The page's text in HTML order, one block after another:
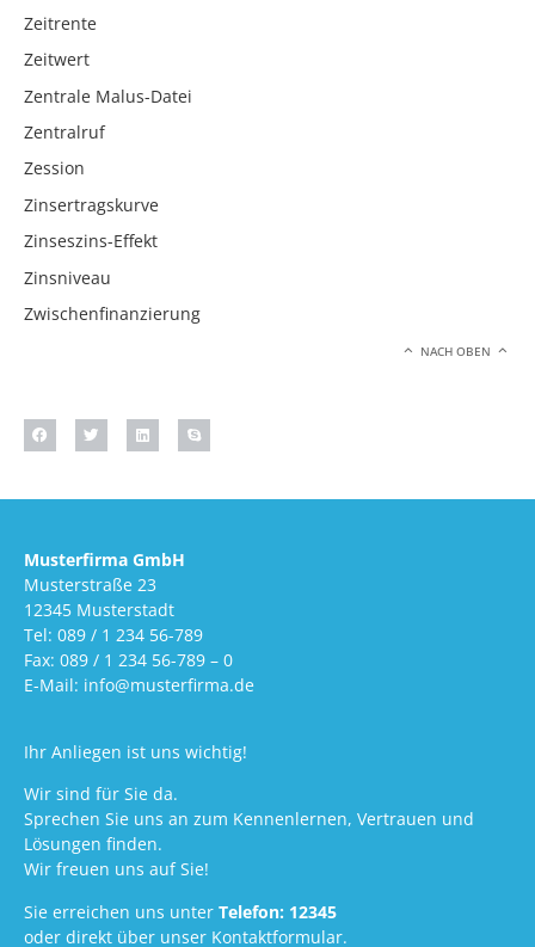
Zeitrente
Zeitwert
Zentrale Malus-Datei
Zentralruf
Zession
Zinsertragskurve
Zinseszins-Effekt
Zinsniveau
Zwischenfinanzierung
NACH OBEN
Musterfirma GmbH
Musterstraße 23
12345 Musterstadt
Tel: 089 / 1 234 56-789
Fax: 089 / 1 234 56-789 – 0
E-Mail: info@musterfirma.de
Ihr Anliegen ist uns wichtig!
Wir sind für Sie da.
Sprechen Sie uns an zum Kennenlernen, Vertrauen und
Lösungen finden.
Wir freuen uns auf Sie!
Sie erreichen uns unter Telefon: 12345
oder direkt über unser Kontaktformular.